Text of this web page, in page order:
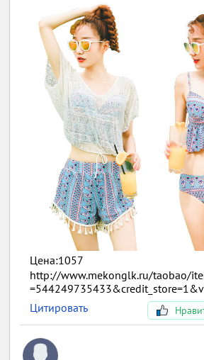
Цена:1057
http://www.mekonglk.ru/taobao/
Цитировать